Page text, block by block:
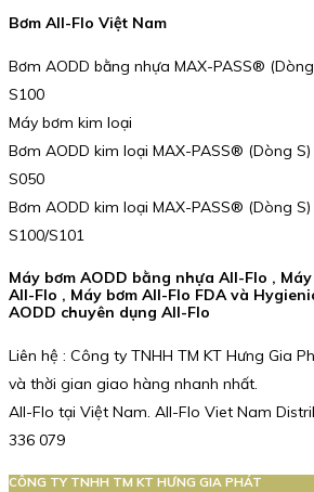
Bơm All-Flo Việt Nam
Bơm AODD bằng nhựa MAX-PASS® (Dòng
S100
Máy bơm kim loại
Bơm AODD kim loại MAX-PASS® (Dòng S)
S050
Bơm AODD kim loại MAX-PASS® (Dòng S)
S100/S101
Máy bơm AODD bằng nhựa All-Flo ,
All-Flo , Máy bơm All-Flo FDA và
AODD chuyên dụng All-Flo
Liên hệ : Công ty TNHH TM KT Hưng Gia
và thời gian giao hàng nhanh nhất.
All-Flo tại Việt Nam. All-Flo Viet Nam
336 079
CÔNG TY TNHH TM KT HƯNG GIA PHÁT